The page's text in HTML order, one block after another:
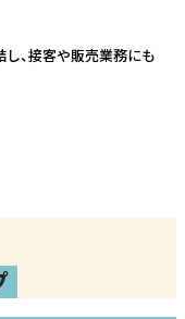
、接客や販売業務にも